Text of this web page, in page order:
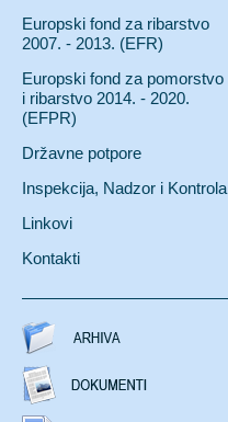
Europski fond za ribarstvo
2007. - 2013. (EFR)
Europski fond za pomorstvo
i ribarstvo 2014. - 2020.
(EFPR)
Državne potpore
Inspekcija, Nadzor i Kontrola
Linkovi
Kontakti